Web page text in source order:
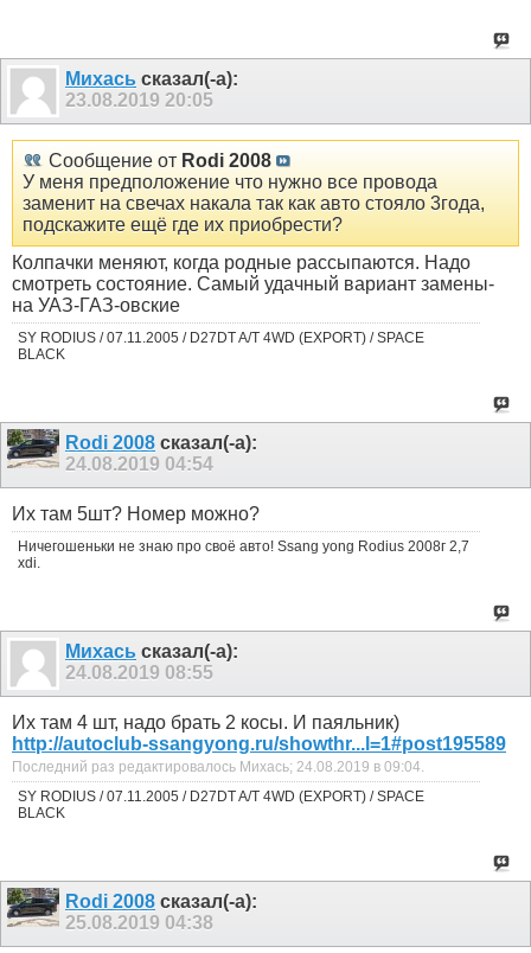
Михась сказал(-а):
23.08.2019 20:05
Сообщение от Rodi 2008
У меня предположение что нужно все провода
заменит на свечах накала так как авто стояло 3года,
подскажите ещё где их приобрести?
Колпачки меняют, когда родные рассыпаются. Надо
смотреть состояние. Самый удачный вариант замены-
на УАЗ-ГАЗ-овские
SY RODIUS / 07.11.2005 / D27DT A/T 4WD (EXPORT) / SPACE
BLACK
Rodi 2008 сказал(-а):
24.08.2019 04:54
Их там 5шт? Номер можно?
Ничегошеньки не знаю про своё авто! Ssang yong Rodius 2008г 2,7
xdi.
Михась сказал(-а):
24.08.2019 08:55
Их там 4 шт, надо брать 2 косы. И паяльник)
http://autoclub-ssangyong.ru/showthr...l=1#post195589
Последний раз редактировалось Михась; 24.08.2019 в 09:04.
SY RODIUS / 07.11.2005 / D27DT A/T 4WD (EXPORT) / SPACE
BLACK
Rodi 2008 сказал(-а):
25.08.2019 04:38